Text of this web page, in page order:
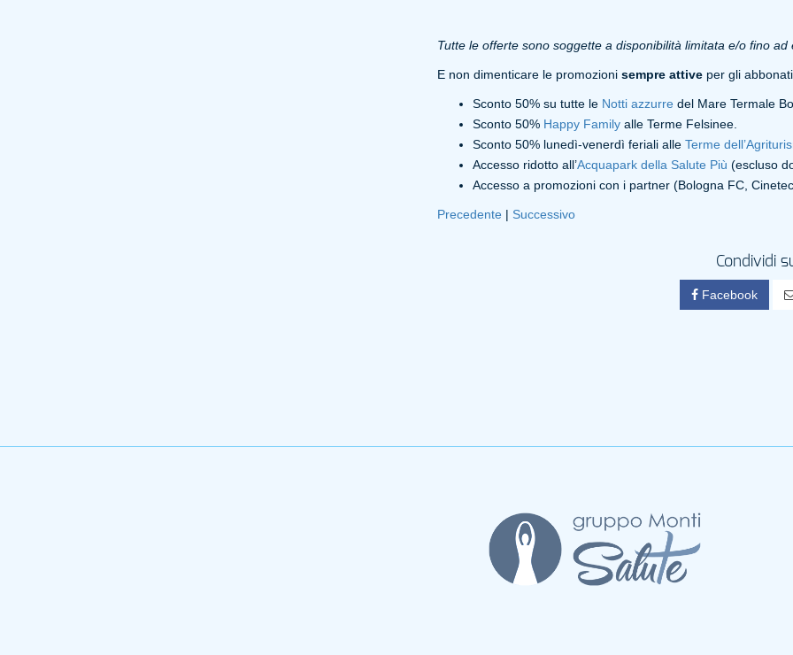
Tutte le offerte sono soggette a disponibilità limitata e/o fino ad
E non dimenticare le promozioni sempre attiveper gli
Sconto 50% su tutte le Notti azzurre del Mare Termale
Sconto 50% Happy Familyalle Terme Felsinee.
Sconto 50% lunedì-venerdì feriali alle Terme
Accesso ridotto all’Acquapark della Salute Più (escluso
Accesso a promozioni con i partner (Bologna FC,
Precedente | Successivo
Condividi
Facebook